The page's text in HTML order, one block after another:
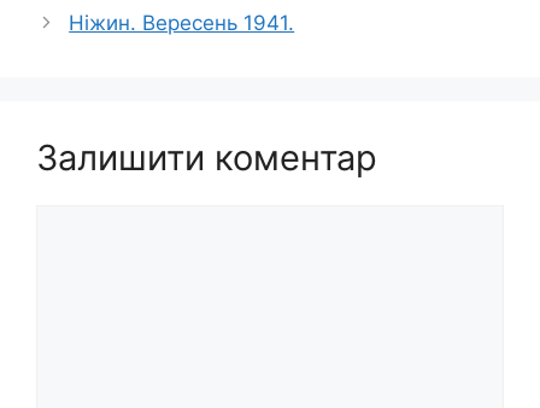
Ніжин. Вересень 1941.
Залишити коментар